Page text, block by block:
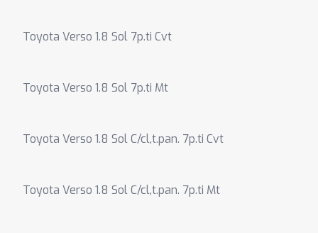
Toyota Verso 1.8 Sol 7p.ti Cvt
Toyota Verso 1.8 Sol 7p.ti Mt
Toyota Verso 1.8 Sol C/cl,t.pan. 7p.ti Cvt
Toyota Verso 1.8 Sol C/cl,t.pan. 7p.ti Mt